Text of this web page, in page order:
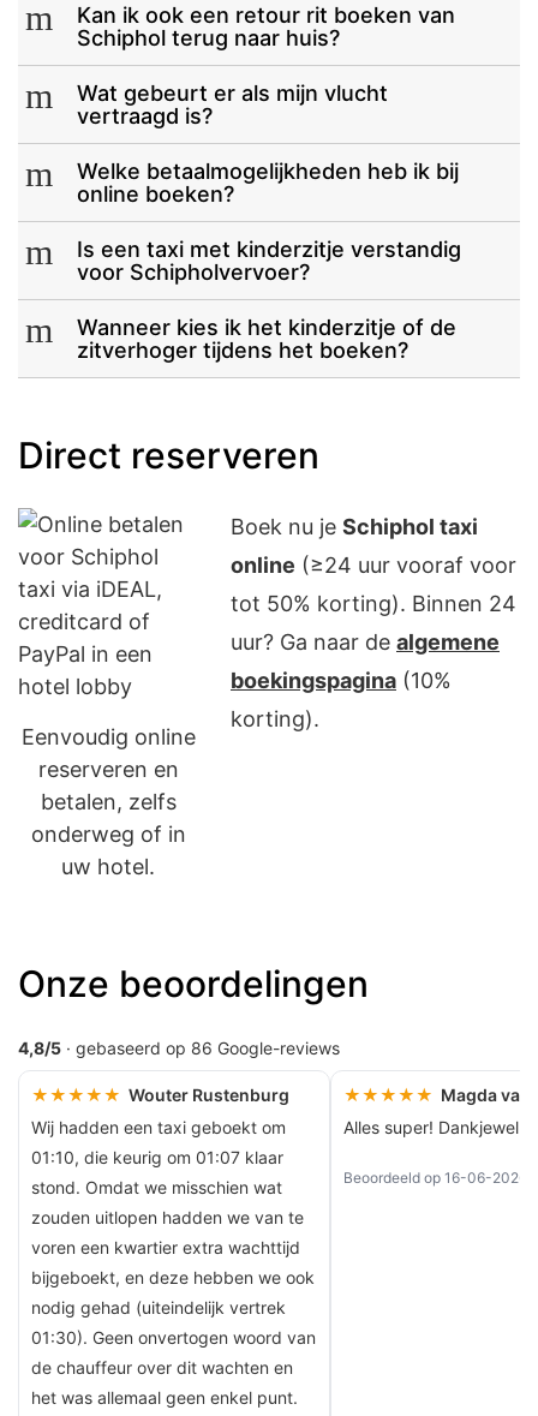
m
Kan ik ook een retour rit boeken van
Schiphol terug naar huis?
m
Wat gebeurt er als mijn vlucht
vertraagd is?
m
Welke betaalmogelijkheden heb ik bij
online boeken?
m
Is een taxi met kinderzitje verstandig
voor Schipholvervoer?
m
Wanneer kies ik het kinderzitje of de
zitverhoger tijdens het boeken?
Direct reserveren
Eenvoudig online
reserveren en
betalen, zelfs
onderweg of in
uw hotel.
Boek nu je Schiphol taxi
online (≥24 uur vooraf voor
tot 50% korting). Binnen 24
uur? Ga naar de algemene
boekingspagina (10%
korting).
Onze beoordelingen
4,8/5 · gebaseerd op 86 Google-reviews
★★★★★ Wouter Rustenburg
Wij hadden een taxi geboekt om
01:10, die keurig om 01:07 klaar
stond. Omdat we misschien wat
zouden uitlopen hadden we van te
voren een kwartier extra wachttijd
bijgeboekt, en deze hebben we ook
nodig gehad (uiteindelijk vertrek
01:30). Geen onvertogen woord van
de chauffeur over dit wachten en
het was allemaal geen enkel punt.
★★★★★ Magda van
Alles super! Dankjewel
Beoordeeld op 16-06-2026